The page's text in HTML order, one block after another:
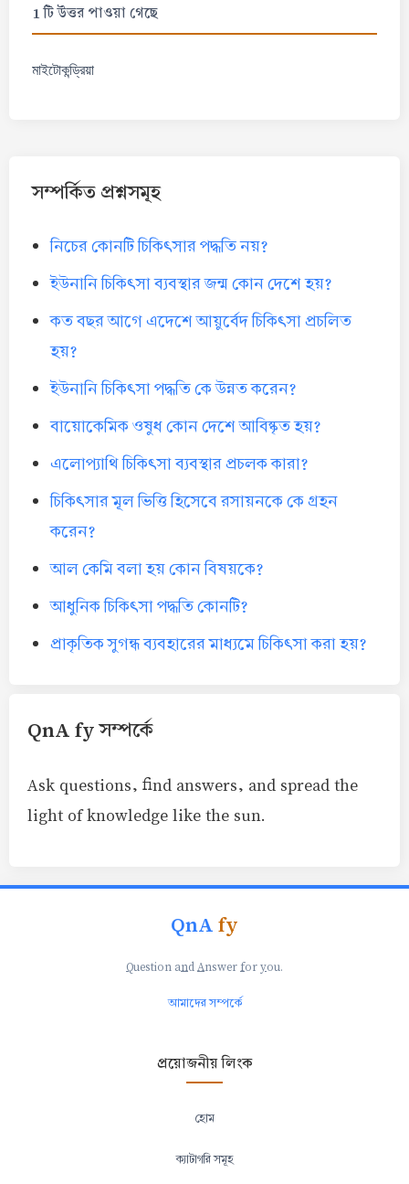
1 টি উত্তর পাওয়া গেছে
মাইটোকন্ড্রিয়া
সম্পর্কিত প্রশ্নসমূহ
নিচের কোনটি চিকিৎসার পদ্ধতি নয়?
ইউনানি চিকিৎসা ব্যবস্থার জন্ম কোন দেশে হয়?
কত বছর আগে এদেশে আয়ুর্বেদ চিকিৎসা প্রচলিত
হয়?
ইউনানি চিকিৎসা পদ্ধতি কে উন্নত করেন?
বায়োকেমিক ওষুধ কোন দেশে আবিষ্কৃত হয়?
এলোপ্যাথি চিকিৎসা ব্যবস্থার প্রচলক কারা?
চিকিৎসার মূল ভিত্তি হিসেবে রসায়নকে কে গ্রহন
করেন?
আল কেমি বলা হয় কোন বিষয়কে?
আধুনিক চিকিৎসা পদ্ধতি কোনটি?
প্রাকৃতিক সুগন্ধ ব্যবহারের মাধ্যমে চিকিৎসা করা হয়?
QnA fy সম্পর্কে
Ask questions, find answers, and spread the
light of knowledge like the sun.
QnAfy
Question andAnswer foryou.
আমাদের সম্পর্কে
প্রয়োজনীয় লিংক
হোম
ক্যাটাগরি সমূহ